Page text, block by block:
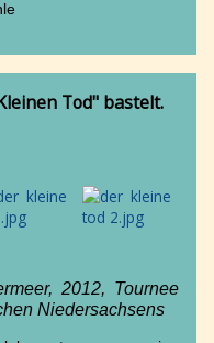
Tod" bastelt.
2012, Tournee
Niedersachsens